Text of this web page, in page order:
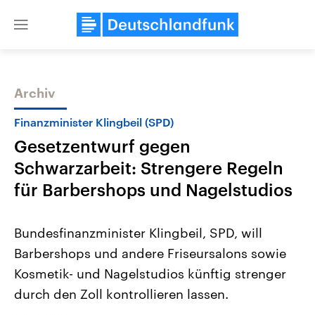
Close
Themen
2026
Alle Informationen
Sachsen-Anhalt wählt am 6.
September 2026 einen neuen
Landtag. Seit 2021 wird das
Aktuelle Beiträge,
Hintergründe
Wirtschaftlich und
gehören die Vereinigten
den mächtigsten Ländern
Archiv
Finanzminister Klingbeil (SPD)
Gesetzentwurf gegen
Schwarzarbeit: Strengere Regeln
für Barbershops und Nagelstudios
Bundesfinanzminister Klingbeil, SPD, will
Barbershops und andere Friseursalons sowie
Kosmetik- und Nagelstudios künftig strenger
durch den Zoll kontrollieren lassen.